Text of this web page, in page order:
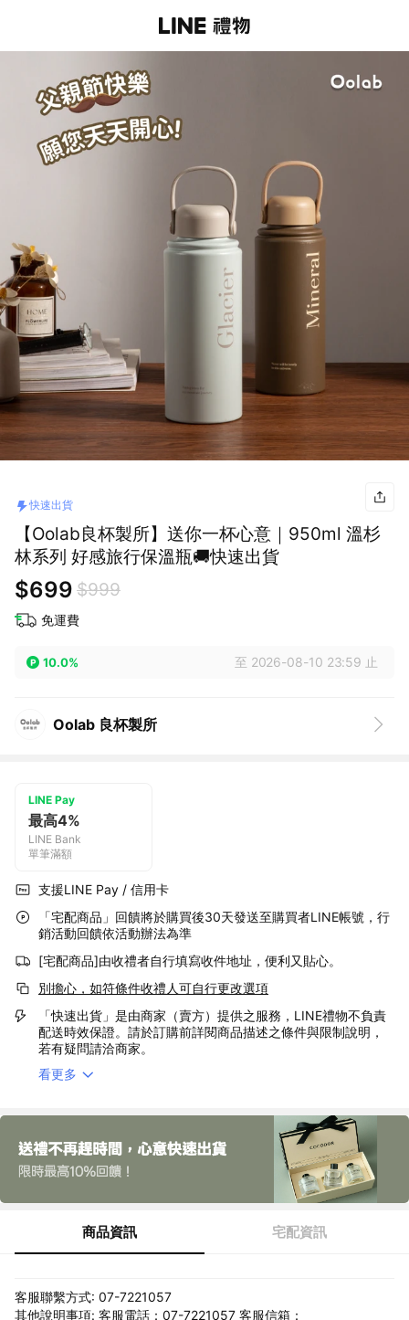
快速出貨
【Oolab良杯製所】送你一杯心意｜950ml 溫杉
林系列 好感旅行保溫瓶🚚快速出貨
$699 $999
免運費
10.0% 至 2026-08-10 23:59 止
Oolab 良杯製所
LINE Pay
最高4%
LINE Bank
單筆滿額
支援LINE Pay / 信用卡
「宅配商品」回饋將於購買後30天發送至購買者LINE帳號，行
銷活動回饋依活動辦法為準
[宅配商品]由收禮者自行填寫收件地址，便利又貼心。
別擔心，如符條件收禮人可自行更改選項
「快速出貨」是由商家（賣方）提供之服務，LINE禮物不負責
配送時效保證。請於訂購前詳閱商品描述之條件與限制說明，
若有疑問請洽商家。
看更多
商品資訊 宅配資訊
客服聯繫方式: 07-7221057
其他說明事項: 客服電話：07-7221057 客服信箱：